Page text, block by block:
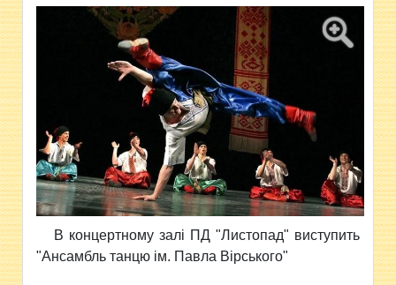
В концертному залі ПД "Листопад" виступить
"Ансамбль танцю ім. Павла Вірського"